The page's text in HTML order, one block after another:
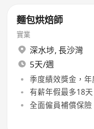
麵包烘焙師
實業
深水埗, 長沙灣
5天/週
季度績效獎金，
有薪年假最多18
全面僱員補償保